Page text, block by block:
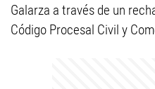
Galarza a través de un
Código Procesal Civil y